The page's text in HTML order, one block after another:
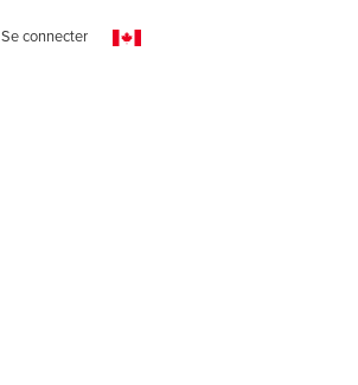
Se connecter